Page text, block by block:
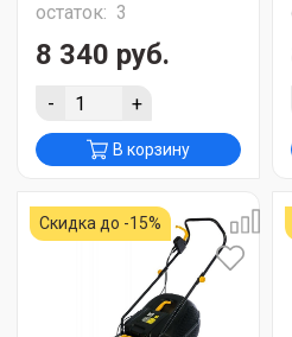
остаток: 3
8 340 руб.
- +
В корзину
Скидка до -15%